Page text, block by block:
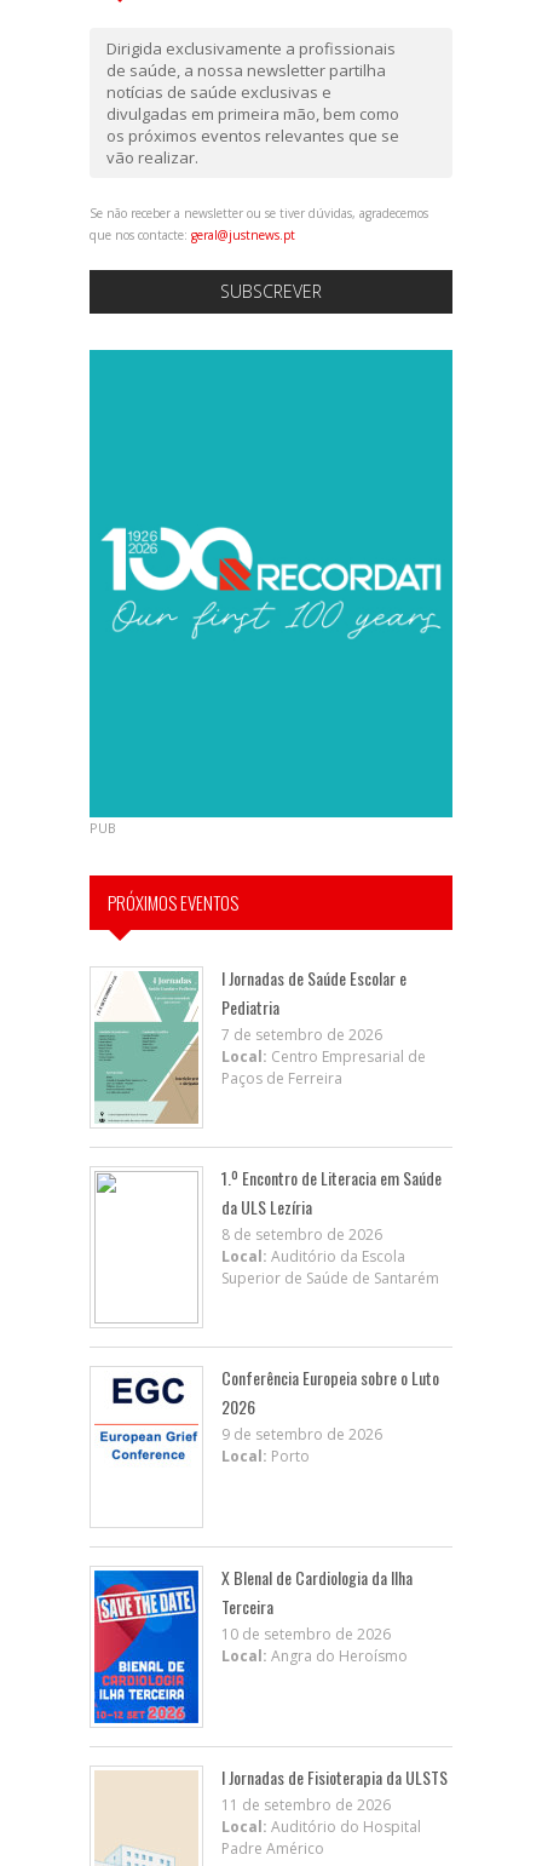
Dirigida exclusivamente a profissionais
de saúde, a nossa newsletter partilha
notícias de saúde exclusivas e
divulgadas em primeira mão, bem como
os próximos eventos relevantes que se
vão realizar.
Se não receber a newsletter ou se tiver dúvidas, agradecemos
que nos contacte: geral@justnews.pt
SUBSCREVER
PUB
PRÓXIMOS EVENTOS
I Jornadas de Saúde Escolar e
Pediatria
7 de setembro de 2026
Local: Centro Empresarial de
Paços de Ferreira
1.º Encontro de Literacia em Saúde
da ULS Lezíria
8 de setembro de 2026
Local: Auditório da Escola
Superior de Saúde de Santarém
Conferência Europeia sobre o Luto
2026
9 de setembro de 2026
Local: Porto
X BIenal de Cardiologia da Ilha
Terceira
10 de setembro de 2026
Local: Angra do Heroísmo
I Jornadas de Fisioterapia da ULSTS
11 de setembro de 2026
Local: Auditório do Hospital
Padre Américo